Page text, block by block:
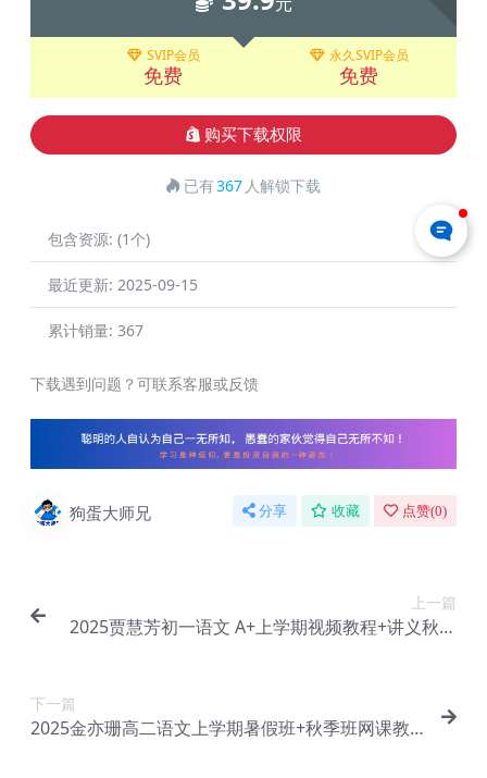
SVIP会员
免费
永久SVIP会员
免费
购买下载权限
已有367 人解锁下载
包含资源: (1个)
最近更新: 2025-09-15
累计销量: 367
下载遇到问题？可联系客服或反馈
狗蛋大师兄 分享 收藏 点赞(0)
上一篇
2025贾慧芳初一语文 A+上学期视频教程+讲义秋上
下一篇
2025金亦珊高二语文上学期暑假班+秋季班网课教